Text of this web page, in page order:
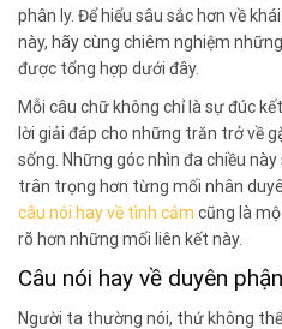
phân ly. Để hiểu sâu sắc hơn về
này, hãy cùng chiêm nghiệm những
được tổng hợp dưới đây.
Mỗi câu chữ không chỉ là sự đúc
lời giải đáp cho những trăn trở về
sống. Những góc nhìn đa chiều
trân trọng hơn từng mối nhân
câu nói hay về tình cảm cũng là
rõ hơn những mối liên kết này.
Câu nói hay về duyên
Người ta thường nói, thứ không